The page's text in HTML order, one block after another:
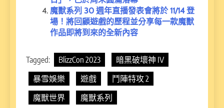
魔獸系列 30 週年直播發表會將於 11/14 登
場！將回顧遊戲的歷程並分享每一款魔獸
作品即將到來的全新內容
Tagged: BlizzCon 2023
暗黑破壞神 IV
暴雪娛樂
遊戲
鬥陣特攻 2
魔獸世界
魔獸系列